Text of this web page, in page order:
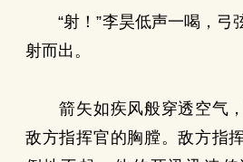
“射！”李昊低声一喝，弓
射而出。
箭矢如疾风般穿透空气，
敌方指挥官的胸膛。敌方指